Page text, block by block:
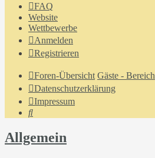
FAQ
Website
Wettbewerbe
Anmelden
Registrieren
Foren-Übersicht Gäste - Bereich
Datenschutzerklärung
Impressum
Suche
Allgemein